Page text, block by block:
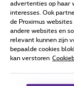
Alle rechten
Algemene
advertenties op haar
interesses. Ook
de Proximus
andere websites en
relevant kunnen zijn
bepaalde cookies
kan verstoren